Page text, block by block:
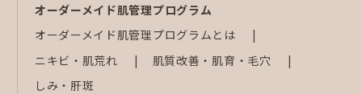
オーダーメイド肌管理プログラム
オーダーメイド肌管理プログラムとは
ニキビ・肌荒れ
肌質改善・肌育・毛穴
しみ・肝斑